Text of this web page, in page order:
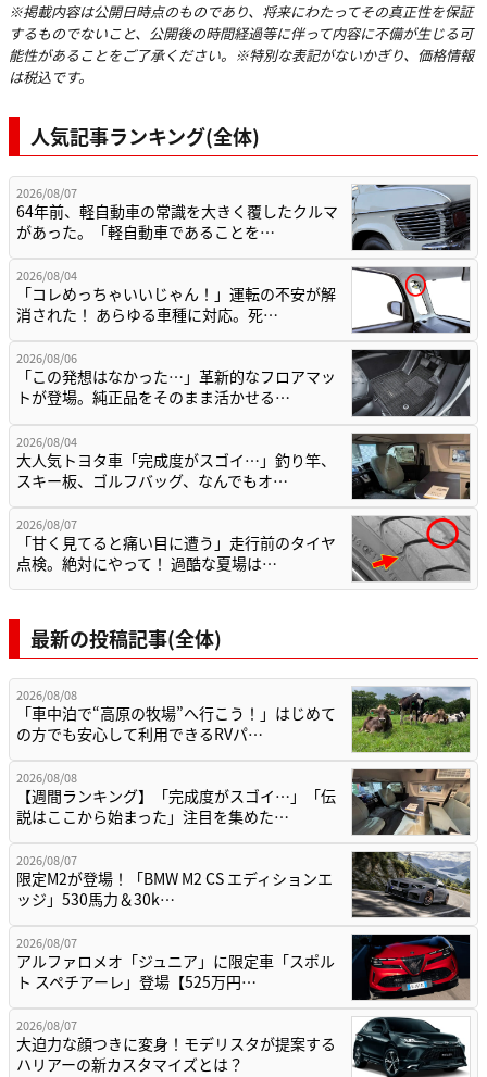
※掲載内容は公開日時点のものであり、将来にわたってその真正性を保証
するものでないこと、公開後の時間経過等に伴って内容に不備が生じる可
能性があることをご了承ください。※特別な表記がないかぎり、価格情報
は税込です。
人気記事ランキング(全体)
2026/08/07
64年前、軽自動車の常識を大きく覆したクルマ
があった。「軽自動車であることを…
2026/08/04
「コレめっちゃいいじゃん！」運転の不安が解
消された！ あらゆる車種に対応。死…
2026/08/06
「この発想はなかった…」革新的なフロアマッ
トが登場。純正品をそのまま活かせる…
2026/08/04
大人気トヨタ車「完成度がスゴイ…」釣り竿、
スキー板、ゴルフバッグ、なんでもオ…
2026/08/07
「甘く見てると痛い目に遭う」走行前のタイヤ
点検。絶対にやって！ 過酷な夏場は…
最新の投稿記事(全体)
2026/08/08
「車中泊で“高原の牧場”へ行こう！」はじめて
の方でも安心して利用できるRVパ…
2026/08/08
【週間ランキング】「完成度がスゴイ…」「伝
説はここから始まった」注目を集めた…
2026/08/07
限定M2が登場！「BMW M2 CS エディションエ
ッジ」530馬力＆30k…
2026/08/07
アルファロメオ「ジュニア」に限定車「スポル
ト スペチアーレ」登場【525万円…
2026/08/07
大迫力な顔つきに変身！モデリスタが提案する
ハリアーの新カスタマイズとは？